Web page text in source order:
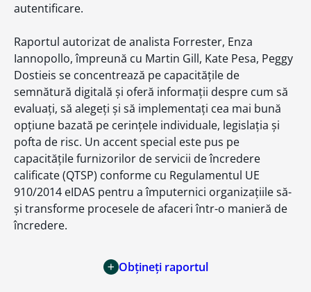
autentificare.
Raportul autorizat de analista Forrester, Enza
Iannopollo, împreună cu Martin Gill, Kate Pesa, Peggy
Dostieis se concentrează pe capacitățile de
semnătură digitală și oferă informații despre cum să
evaluați, să alegeți și să implementați cea mai bună
opțiune bazată pe cerințele individuale, legislația și
pofta de risc. Un accent special este pus pe
capacitățile furnizorilor de servicii de încredere
calificate (QTSP) conforme cu Regulamentul UE
910/2014 eIDAS pentru a împuternici organizațiile să-
și transforme procesele de afaceri într-o manieră de
încredere.
Obțineți raportul